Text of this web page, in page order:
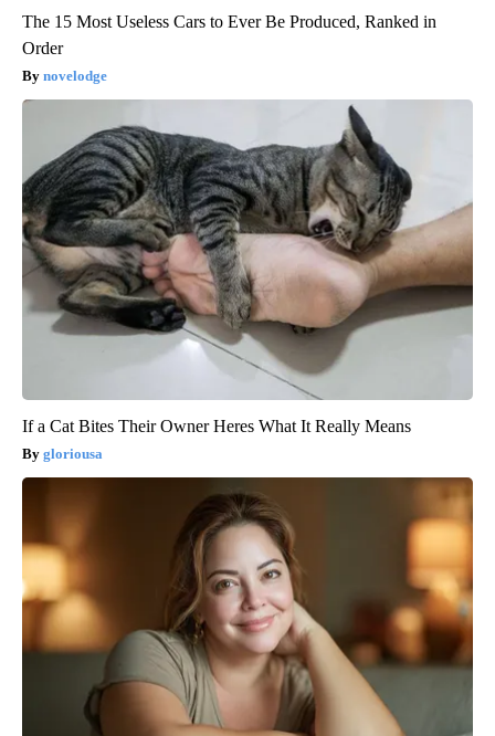
The 15 Most Useless Cars to Ever Be Produced, Ranked in
Order
novelodge
If a Cat Bites Their Owner Heres What It Really Means
gloriousa